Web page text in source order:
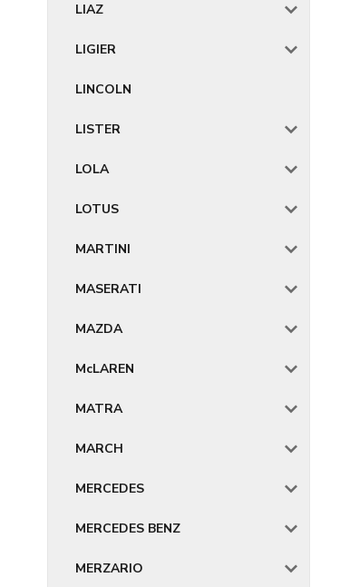
LIAZ
LIGIER
LINCOLN
LISTER
LOLA
LOTUS
MARTINI
MASERATI
MAZDA
McLAREN
MATRA
MARCH
MERCEDES
MERCEDES BENZ
MERZARIO